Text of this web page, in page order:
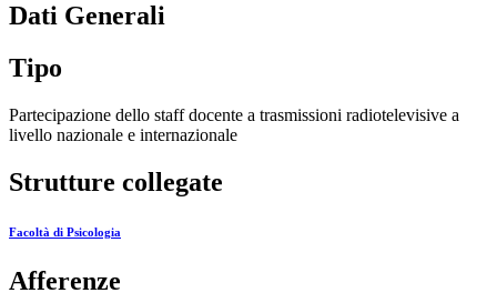
Dati Generali
Tipo
Partecipazione dello staff docente a trasmissioni radiotelevisive a
livello nazionale e internazionale
Strutture collegate
Facoltà di Psicologia
Afferenze